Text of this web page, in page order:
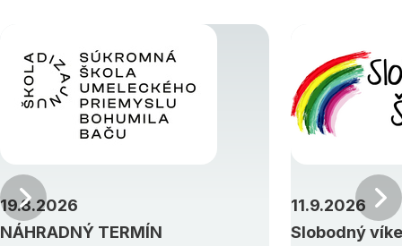
NÁHRADNÝ TERMÍN
19.8.2026
Slobodný
11.9.2026
Predchádzajúci